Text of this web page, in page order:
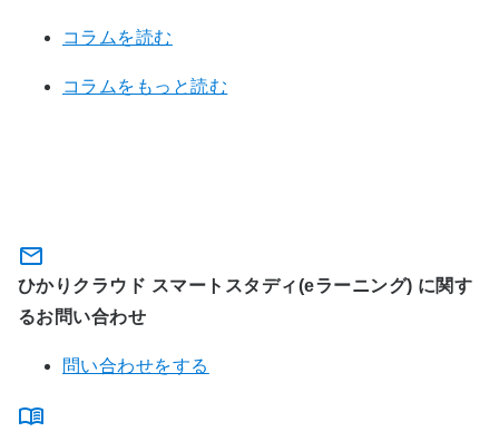
コラムを読む
コラムをもっと読む
ひかりクラウド スマートスタディ(eラーニング) に関す
るお問い合わせ
問い合わせをする